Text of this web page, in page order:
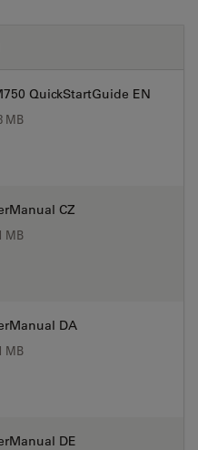
QuickStartGuide EN
MB
CZ
MB
DA
MB
DE